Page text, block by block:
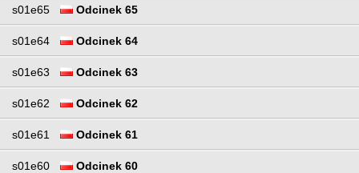
s01e65 Odcinek 65
s01e64 Odcinek 64
s01e63 Odcinek 63
s01e62 Odcinek 62
s01e61 Odcinek 61
s01e60 Odcinek 60